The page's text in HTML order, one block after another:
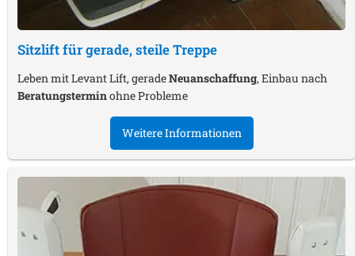
Sitzlift für gerade, steile Treppe
Leben mit Levant Lift, geradeNeuanschaffung, Einbau nach
Beratungsterminohne Probleme
Weitere Informationen